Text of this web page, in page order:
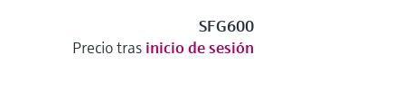
SFG600
Precio tras inicio de sesión